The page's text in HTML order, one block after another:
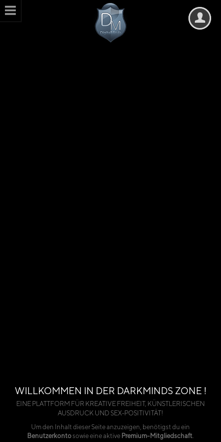
WILLKOMMEN IN DER DARKMINDS ZONE !
EINE PLATTFORM FÜR KREATIVE FREIHEIT, KÜNSTLERISCHEN
AUSDRUCK UND SEX-POSITIVITÄT!
Um den Inhalt dieser Seite anzuzeigen, benötigst du ein
Benutzerkontosowie eine aktive Premium-Mitgliedschaft.